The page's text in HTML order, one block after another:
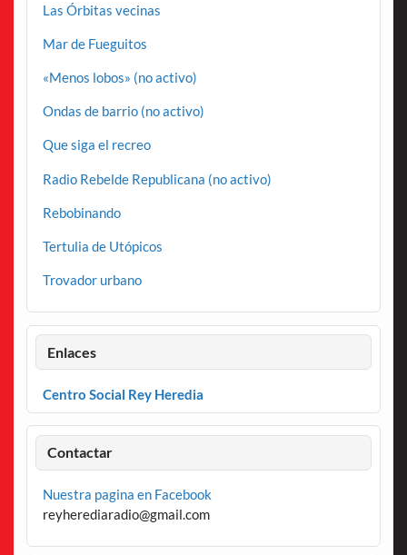
Las Órbitas vecinas
Mar de Fueguitos
«Menos lobos» (no activo)
Ondas de barrio (no activo)
Que siga el recreo
Radio Rebelde Republicana (no activo)
Rebobinando
Tertulia de Utópicos
Trovador urbano
Enlaces
Centro Social Rey Heredia
Contactar
Nuestra pagina en Facebook
reyherediaradio@gmail.com